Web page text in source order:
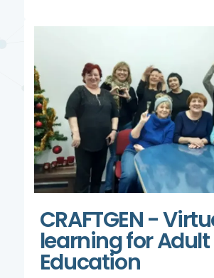
CRAFTGEN -
learning for Adult
Education